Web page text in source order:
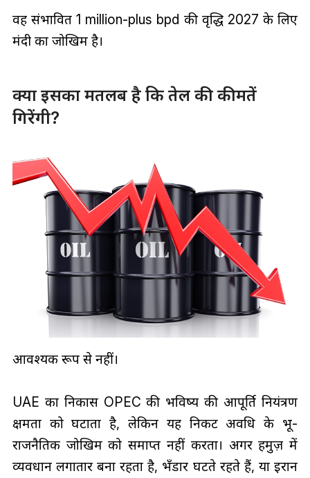
वह संभावित 1 million-plus bpd की वृद्धि 2027 के लिए
मंदी का जोखिम है।
क्या इसका मतलब है कि तेल की कीमतें
गिरेंगी?
आवश्यक रूप से नहीं।
UAE का निकास OPEC की भविष्य की आपूर्ति नियंत्रण
क्षमता को घटाता है, लेकिन यह निकट अवधि के भू-
राजनैतिक जोखिम को समाप्त नहीं करता। अगर हर्मुज़ में
व्यवधान लगातार बना रहता है, भँडार घटते रहते हैं, या ईरान